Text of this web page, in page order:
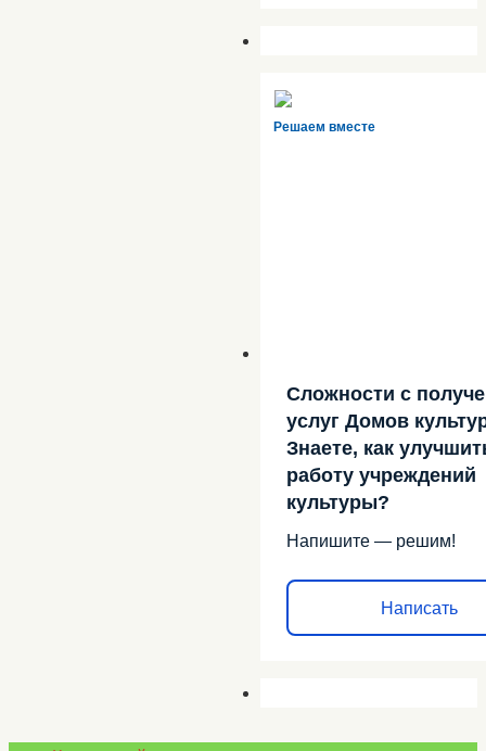
Решаем вместе
Сложности с
услуг Домов
Знаете, как
работу учреждений
культуры?
Напишите — решим!
Написать